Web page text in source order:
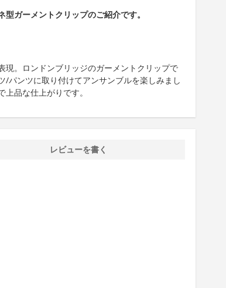
ガーメントクリップのご紹介です。
現。ロンドンブリッジのガーメントクリップで
/パンツに取り付けてアンサンブルを楽しみまし
品な仕上がりです。
レビューを書く